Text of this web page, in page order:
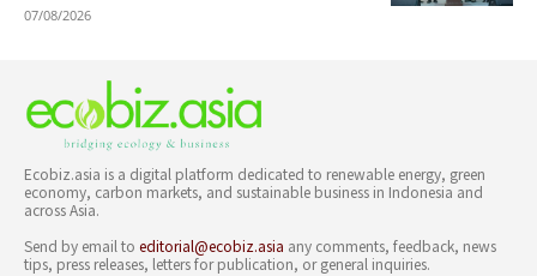
07/08/2026
Ecobiz.asia is a digital platform dedicated to renewable energy, green
economy, carbon markets, and sustainable business in Indonesia and
across Asia.
Send by email to editorial@ecobiz.asia any comments, feedback, news
tips, press releases, letters for publication, or general inquiries.